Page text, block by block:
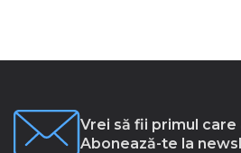
Vrei să fii primul
Abonează-te la